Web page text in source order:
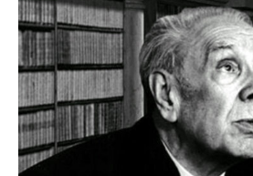
Hora
|